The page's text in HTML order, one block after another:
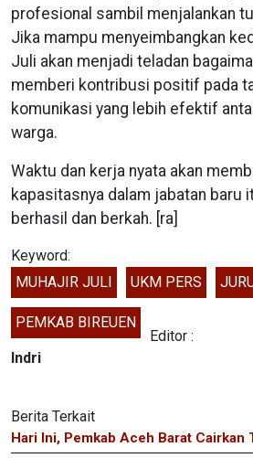
profesional sambil menjalankan
Jika mampu menyeimbangkan
Juli akan menjadi teladan
memberi kontribusi positif pada
komunikasi yang lebih efektif
warga.
Waktu dan kerja nyata akan
kapasitasnya dalam jabatan baru
berhasil dan berkah. [ra]
Keyword:
MUHAJIR JULI
UKM PERS
PEMKAB BIREUEN
Editor :
Indri
Berita Terkait
Hari Ini, Pemkab Aceh Barat Cairkan